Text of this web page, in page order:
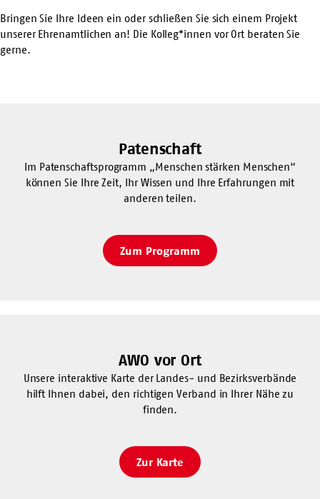
Bringen Sie Ihre Ideen ein oder schließen Sie sich einem Projekt
unserer Ehrenamtlichen an! Die Kolleg*innen vor Ort beraten Sie
gerne.
Patenschaft
Im Patenschaftsprogramm „Menschen stärken Menschen“
können Sie Ihre Zeit, Ihr Wissen und Ihre Erfahrungen mit
anderen teilen.
Zum Programm
AWO vor Ort
Unsere interaktive Karte der Landes- und Bezirksverbände
hilft Ihnen dabei, den richtigen Verband in Ihrer Nähe zu
finden.
Zur Karte